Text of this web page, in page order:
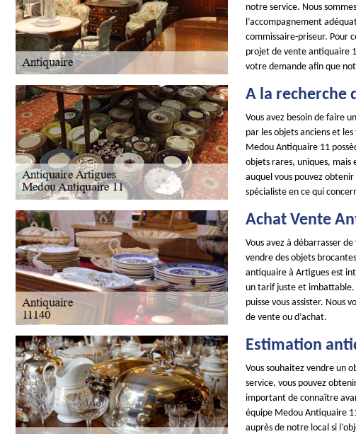
notre service. Nous
l’accompagnement
commissaire-priseur. Pour
projet de vente antiquaire
votre demande afin que
A la recherche
Vous avez besoin de faire
par les objets anciens et
Medou Antiquaire 11
objets rares, uniques, mais
auquel vous pouvez
spécialiste en ce qui
Achat Vente
Vous avez à débarrasser
vendre des objets
antiquaire à Artigues est
un tarif juste et imbattable.
puisse vous assister. Nous
de vente ou d’achat.
Estimation
Vous souhaitez vendre un
service, vous pouvez
important de connaître
équipe Medou Antiquaire
auprès de notre local si